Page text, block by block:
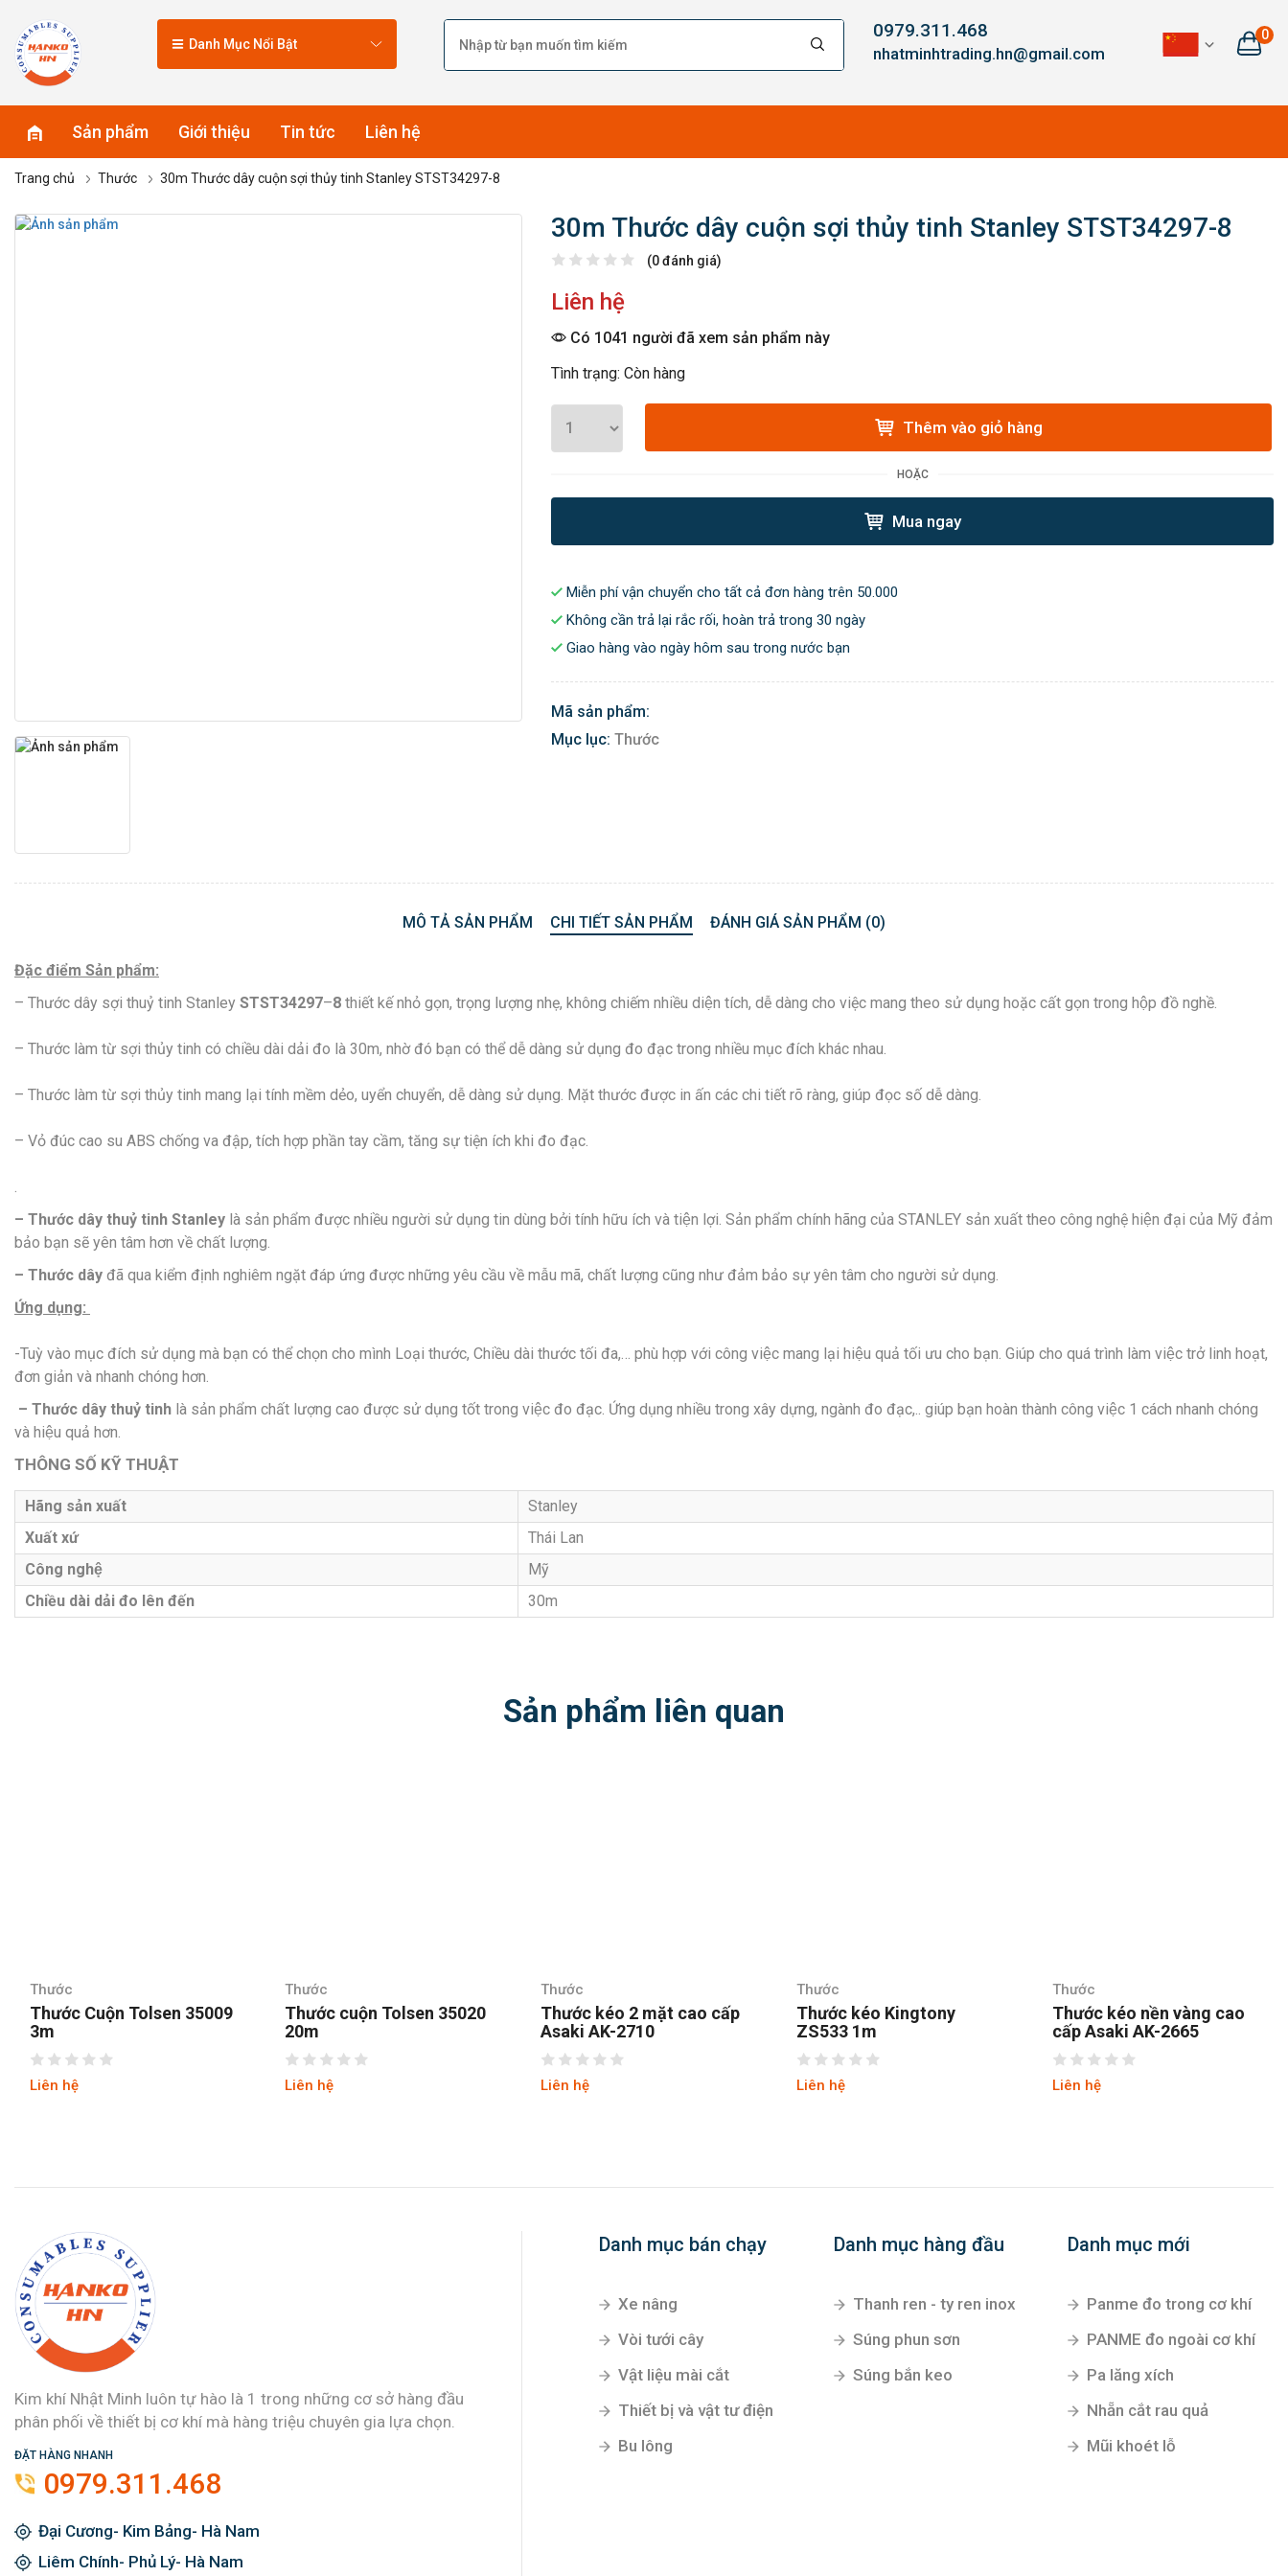
Danh Mục Nổi Bật
0979.311.468
nhatminhtrading.hn@gmail.com
0
Sản phẩm Giới thiệu Tin tức Liên hệ
Trang chủ Thước 30m Thước dây cuộn sợi thủy tinh Stanley STST34297-8
30m Thước dây cuộn sợi thủy tinh Stanley STST34297-8
(0 đánh giá)
Liên hệ
Có 1041 người đã xem sản phẩm này
Tình trạng: Còn hàng
Thêm vào giỏ hàng
HOẶC
Mua ngay
Miễn phí vận chuyển cho tất cả đơn hàng trên 50.000
Không cần trả lại rắc rối, hoàn trả trong 30 ngày
Giao hàng vào ngày hôm sau trong nước bạn
Mã sản phẩm:
Mục lục: Thước
MÔ TẢ SẢN PHẨM CHI TIẾT SẢN PHẨM ĐÁNH GIÁ SẢN PHẨM (0)
Đặc điểm Sản phẩm:
– Thước dây sợi thuỷ tinh Stanley STST34297–8 thiết kế nhỏ gọn, trọng lượng nhẹ, không chiếm nhiều diện tích, dễ dàng cho việc mang theo sử dụng hoặc cất gọn trong hộp đồ nghề.
– Thước làm từ sợi thủy tinh có chiều dài dải đo là 30m, nhờ đó bạn có thể dễ dàng sử dụng đo đạc trong nhiều mục đích khác nhau.
– Thước làm từ sợi thủy tinh mang lại tính mềm dẻo, uyển chuyển, dễ dàng sử dụng. Mặt thước được in ấn các chi tiết rõ ràng, giúp đọc số dễ dàng.
– Vỏ đúc cao su ABS chống va đập, tích hợp phần tay cầm, tăng sự tiện ích khi đo đạc.
.
– Thước dây thuỷ tinh Stanley là sản phẩm được nhiều người sử dụng tin dùng bởi tính hữu ích và tiện lợi. Sản phẩm chính hãng của STANLEY sản xuất theo công nghệ hiện đại của Mỹ đảm
bảo bạn sẽ yên tâm hơn về chất lượng.
– Thước dây đã qua kiểm định nghiêm ngặt đáp ứng được những yêu cầu về mẫu mã, chất lượng cũng như đảm bảo sự yên tâm cho người sử dụng.
Ứng dụng:
-Tuỳ vào mục đích sử dụng mà bạn có thể chọn cho mình Loại thước, Chiều dài thước tối đa,… phù hợp với công việc mang lại hiệu quả tối ưu cho bạn. Giúp cho quá trình làm việc trở linh hoạt,
đơn giản và nhanh chóng hơn.
– Thước dây thuỷ tinh là sản phẩm chất lượng cao được sử dụng tốt trong việc đo đạc. Ứng dụng nhiều trong xây dựng, ngành đo đạc,.. giúp bạn hoàn thành công việc 1 cách nhanh chóng
và hiệu quả hơn.
THÔNG SỐ KỸ THUẬT
Hãng sản xuất
Stanley
Xuất xứ
Thái Lan
Công nghệ
Mỹ
Chiều dài dải đo lên đến
30m
Sản phẩm liên quan
Cuộn Tolsen 35009
hệ
Thước
Thước cuộn Tolsen 35020
Liên hệ
Thước
Thước kéo 2 mặt cao cấp
Asaki AK-2710
Liên hệ
Thước
Thước kéo Kingtony
ZS533 1m
Liên hệ
Thước
Thước kéo nền vàng cao
cấp Asaki AK-2665
Liên hệ
Kim khí Nhật Minh luôn tự hào là 1 trong những cơ sở hàng đầu
phân phối về thiết bị cơ khí mà hàng triệu chuyên gia lựa chọn.
ĐẶT HÀNG NHANH
0979.311.468
Đại Cương- Kim Bảng- Hà Nam
Liêm Chính- Phủ Lý- Hà Nam
Danh mục bán chạy
Xe nâng
Vòi tưới cây
Vật liệu mài cắt
Thiết bị và vật tư điện
Bu lông
Danh mục hàng đầu
Thanh ren - ty ren inox
Súng phun sơn
Súng bắn keo
Danh mục mới
Panme đo trong cơ khí
PANME đo ngoài cơ khí
Pa lăng xích
Nhẵn cắt rau quả
Mũi khoét lỗ